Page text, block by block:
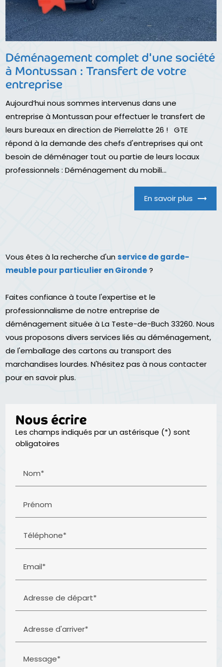
Déménagement complet d'une société
à Montussan : Transfert de votre
entreprise
Aujourd’hui nous sommes intervenus dans une
entreprise à Montussan pour effectuer le transfert de
leurs bureaux en direction de Pierrelatte 26 ! GTE
répond à la demande des chefs d'entreprises qui ont
besoin de déménager tout ou partie de leurs locaux
professionnels : Déménagement du mobili...
En savoir plus
Vous êtes à la recherche d'un service de garde-
meuble pour particulier en Gironde?
Faites confiance à toute l'expertise et le
professionnalisme de notre entreprise de
déménagement située à La Teste-de-Buch 33260. Nous
vous proposons divers services liés au déménagement,
de l'emballage des cartons au transport des
marchandises lourdes. N'hésitez pas à nous contacter
pour en savoir plus.
Nous écrire
Les champs indiqués par un astérisque (*) sont
obligatoires
Nom*
Prénom
Téléphone*
Email*
Adresse de départ*
Adresse d'arriver*
Message*